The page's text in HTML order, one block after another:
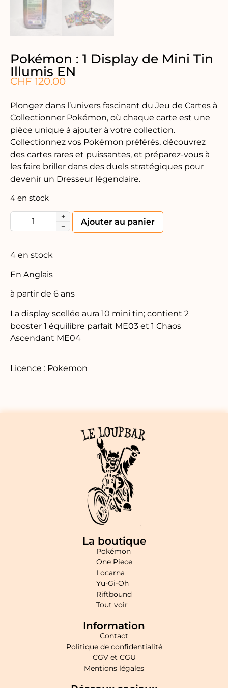
Pokémon : 1 Display de Mini Tin
Illumis EN
CHF 120.00
Plongez dans l’univers fascinant du Jeu de Cartes à
Collectionner Pokémon, où chaque carte est une
pièce unique à ajouter à votre collection.
Collectionnez vos Pokémon préférés, découvrez
des cartes rares et puissantes, et préparez-vous à
les faire briller dans des duels stratégiques pour
devenir un Dresseur légendaire.
4 en stock
+
−
Ajouter au panier
4 en stock
En Anglais
à partir de 6 ans
La display scellée aura 10 mini tin; contient 2
booster 1 équilibre parfait ME03 et 1 Chaos
Ascendant ME04
Licence : Pokemon
La boutique
Pokémon
One Piece
Locarna
Yu-Gi-Oh
Riftbound
Tout voir
Information
Contact
Politique de confidentialité
CGV et CGU
Mentions légales